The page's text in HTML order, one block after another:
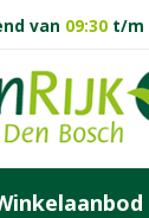
van 09:30 t/m